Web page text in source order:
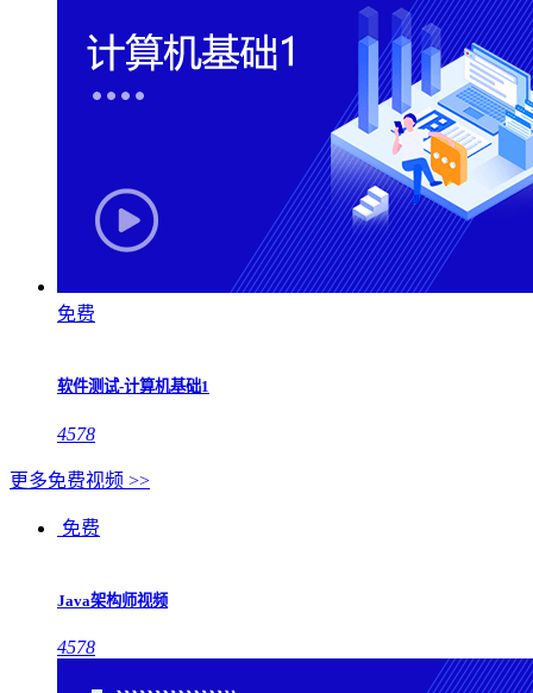
免费
软件测试-计算机基础1
4578
更多免费视频 >>
免费
Java架构师视频
4578